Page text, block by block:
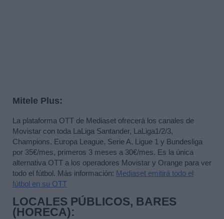
Mitele Plus:
La plataforma OTT de Mediaset ofrecerá los canales de
Movistar con toda LaLiga Santander, LaLiga1/2/3,
Champions, Europa League, Serie A, Ligue 1 y Bundesliga
por 35€/mes, primeros 3 meses a 30€/mes. Es la única
alternativa OTT a los operadores Movistar y Orange para ver
todo el fútbol. Más información: Mediaset emitirá todo el
fútbol en su OTT
LOCALES PÚBLICOS, BARES
(HORECA):